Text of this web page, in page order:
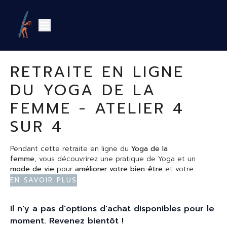
RETRAITE EN LIGNE
DU YOGA DE LA
FEMME - ATELIER 4
SUR 4
Pendant cette retraite en ligne du Yoga de la
femme, vous découvrirez une pratique de Yoga et un
mode de vie pour améliorer votre bien-être et votre
vitalitéen tant que femme.
A travers la pratique du
méditation, de lapratique
de vos cycles d'énergie aux différentes étapes de la vie.
Au programme de ce quatrième atelier
En savoir plus
Il n'y a pas d'options d'achat disponibles pour le
moment. Revenez bientôt !